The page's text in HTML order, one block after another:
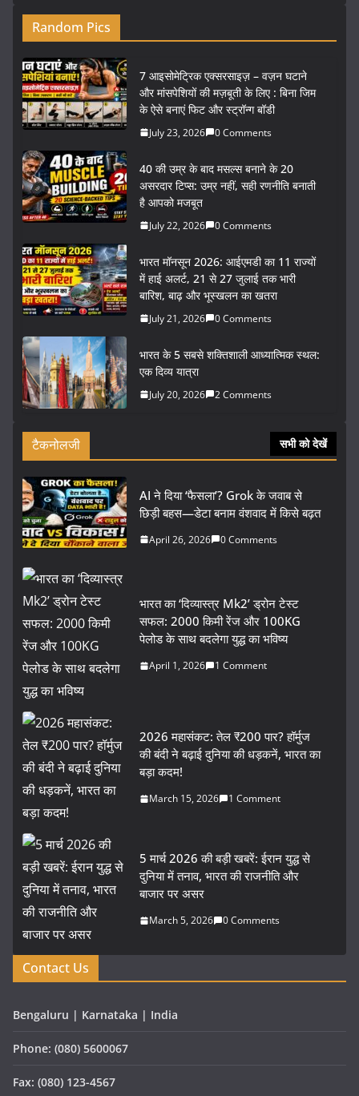
Random Pics
7 आइसोमेट्रिक एक्सरसाइज़ – वज़न घटाने
और मांसपेशियों की मज़बूती के लिए : बिना जिम
के ऐसे बनाएं फिट और स्ट्रॉन्ग बॉडी
July 23, 2026 0 Comments
40 की उम्र के बाद मसल्स बनाने के 20
असरदार टिप्स: उम्र नहीं, सही रणनीति बनाती
है आपको मजबूत
July 22, 2026 0 Comments
भारत मॉनसून 2026: आईएमडी का 11 राज्यों
में हाई अलर्ट, 21 से 27 जुलाई तक भारी
बारिश, बाढ़ और भूस्खलन का खतरा
July 21, 2026 0 Comments
भारत के 5 सबसे शक्तिशाली आध्यात्मिक स्थल:
एक दिव्य यात्रा
July 20, 2026 2 Comments
टैकनोलजी सभी को देखें
AI ने दिया ‘फैसला’? Grok के जवाब से
छिड़ी बहस—डेटा बनाम वंशवाद में किसे बढ़त
April 26, 2026 0 Comments
भारत का ‘दिव्यास्त्र Mk2’ ड्रोन टेस्ट
सफल: 2000 किमी रेंज और 100KG
पेलोड के साथ बदलेगा युद्ध का भविष्य
April 1, 2026 1 Comment
2026 महासंकट: तेल ₹200 पार? हॉर्मुज
की बंदी ने बढ़ाई दुनिया की धड़कनें, भारत का
बड़ा कदम!
March 15, 2026 1 Comment
5 मार्च 2026 की बड़ी खबरें: ईरान युद्ध से
दुनिया में तनाव, भारत की राजनीति और
बाजार पर असर
March 5, 2026 0 Comments
Contact Us
Bengaluru | Karnataka | India
Phone: (080) 5600067
Fax: (080) 123-4567